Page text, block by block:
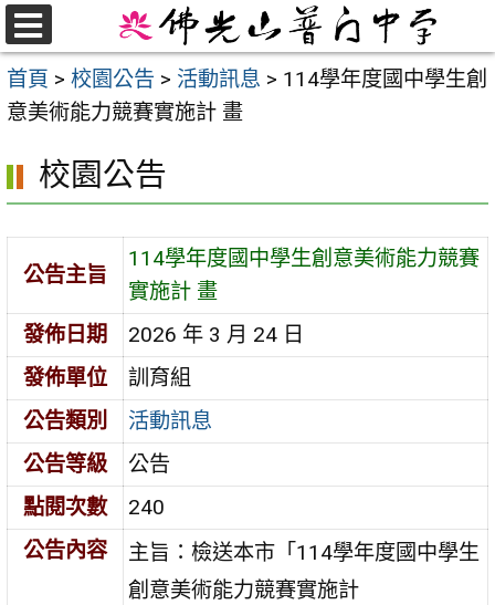
跳
至
主
要
首頁 > 校園公告 > 活動訊息 > 114學年度國中學生創
意美術能力競賽實施計 畫
校園公告
公告主旨
114學年度國中學生創意美術能力競賽
實施計 畫
發佈日期
2026 年 3 月 24 日
發佈單位
訓育組
公告類別
活動訊息
公告等級
公告
點閱次數
240
公告內容
主旨：檢送本市「114學年度國中學生
創意美術能力競賽實施計
選
單